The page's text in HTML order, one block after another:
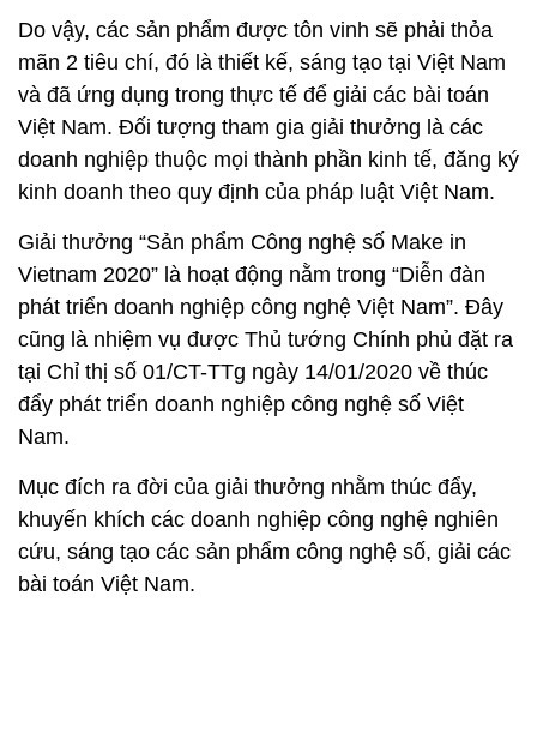
Do vậy, các sản phẩm được tôn vinh sẽ phải thỏa
mãn 2 tiêu chí, đó là thiết kế, sáng tạo tại Việt Nam
và đã ứng dụng trong thực tế để giải các bài toán
Việt Nam. Đối tượng tham gia giải thưởng là các
doanh nghiệp thuộc mọi thành phần kinh tế, đăng ký
kinh doanh theo quy định của pháp luật Việt Nam.
Giải thưởng “Sản phẩm Công nghệ số Make in
Vietnam 2020” là hoạt động nằm trong “Diễn đàn
phát triển doanh nghiệp công nghệ Việt Nam”. Đây
cũng là nhiệm vụ được Thủ tướng Chính phủ đặt ra
tại Chỉ thị số 01/CT-TTg ngày 14/01/2020 về thúc
đẩy phát triển doanh nghiệp công nghệ số Việt
Nam.
Mục đích ra đời của giải thưởng nhằm thúc đẩy,
khuyến khích các doanh nghiệp công nghệ nghiên
cứu, sáng tạo các sản phẩm công nghệ số, giải các
bài toán Việt Nam.